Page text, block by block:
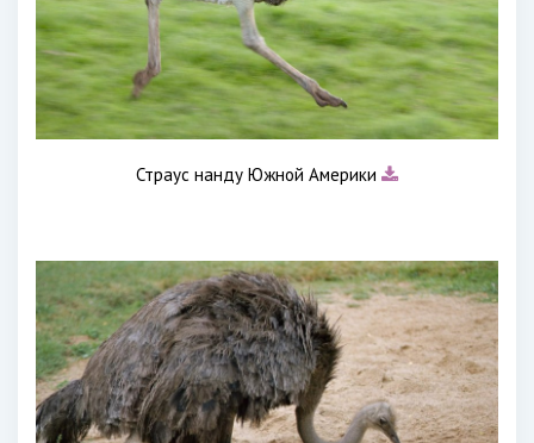
Страус нанду Южной Америки